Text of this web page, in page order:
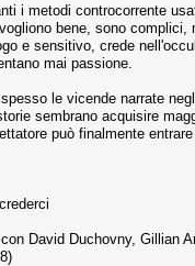
i metodi controcorrente
bene, sono
e sensitivo, crede
mai passione.
le vicende narrate
sembrano acquisire
può finalmente
David Duchovny, Gillian